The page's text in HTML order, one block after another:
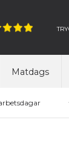
Matdags